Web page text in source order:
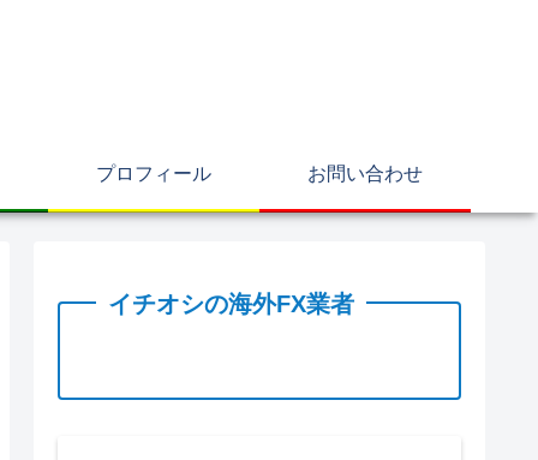
プロフィール お問い合わせ
イチオシの海外FX業者